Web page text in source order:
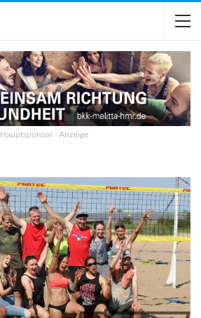
Hauptsponsor - Anzeige